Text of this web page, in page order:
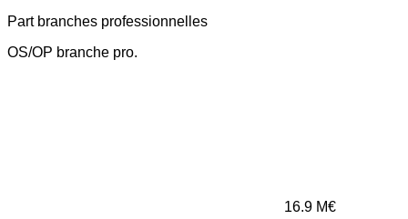
Part branches professionnelles
OS/OP branche pro.
16.9 M€